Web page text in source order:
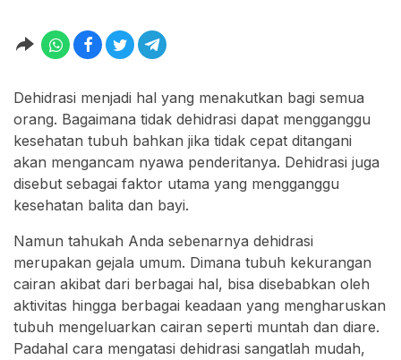
Dehidrasi menjadi hal yang menakutkan bagi semua
orang. Bagaimana tidak dehidrasi dapat mengganggu
kesehatan tubuh bahkan jika tidak cepat ditangani
akan mengancam nyawa penderitanya. Dehidrasi juga
disebut sebagai faktor utama yang mengganggu
kesehatan balita dan bayi.
Namun tahukah Anda sebenarnya dehidrasi
merupakan gejala umum. Dimana tubuh kekurangan
cairan akibat dari berbagai hal, bisa disebabkan oleh
aktivitas hingga berbagai keadaan yang mengharuskan
tubuh mengeluarkan cairan seperti muntah dan diare.
Padahal cara mengatasi dehidrasi sangatlah mudah,